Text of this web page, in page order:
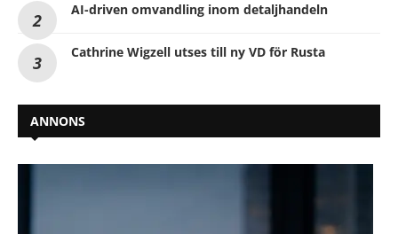
AI-driven omvandling inom detaljhandeln
Cathrine Wigzell utses till ny VD för Rusta
ANNONS